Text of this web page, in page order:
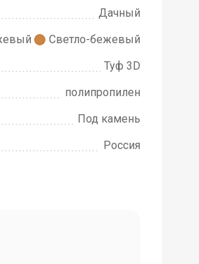
Дачный
Светло-бежевый
Туф 3D
полипропилен
Под камень
Россия